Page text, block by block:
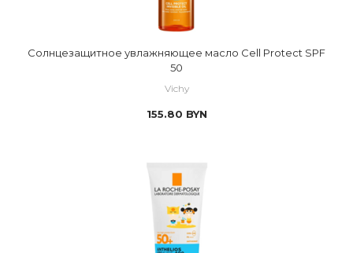
Солнцезащитное увлажняющее масло Cell Protect SPF
50
Vichy
155.80 BYN